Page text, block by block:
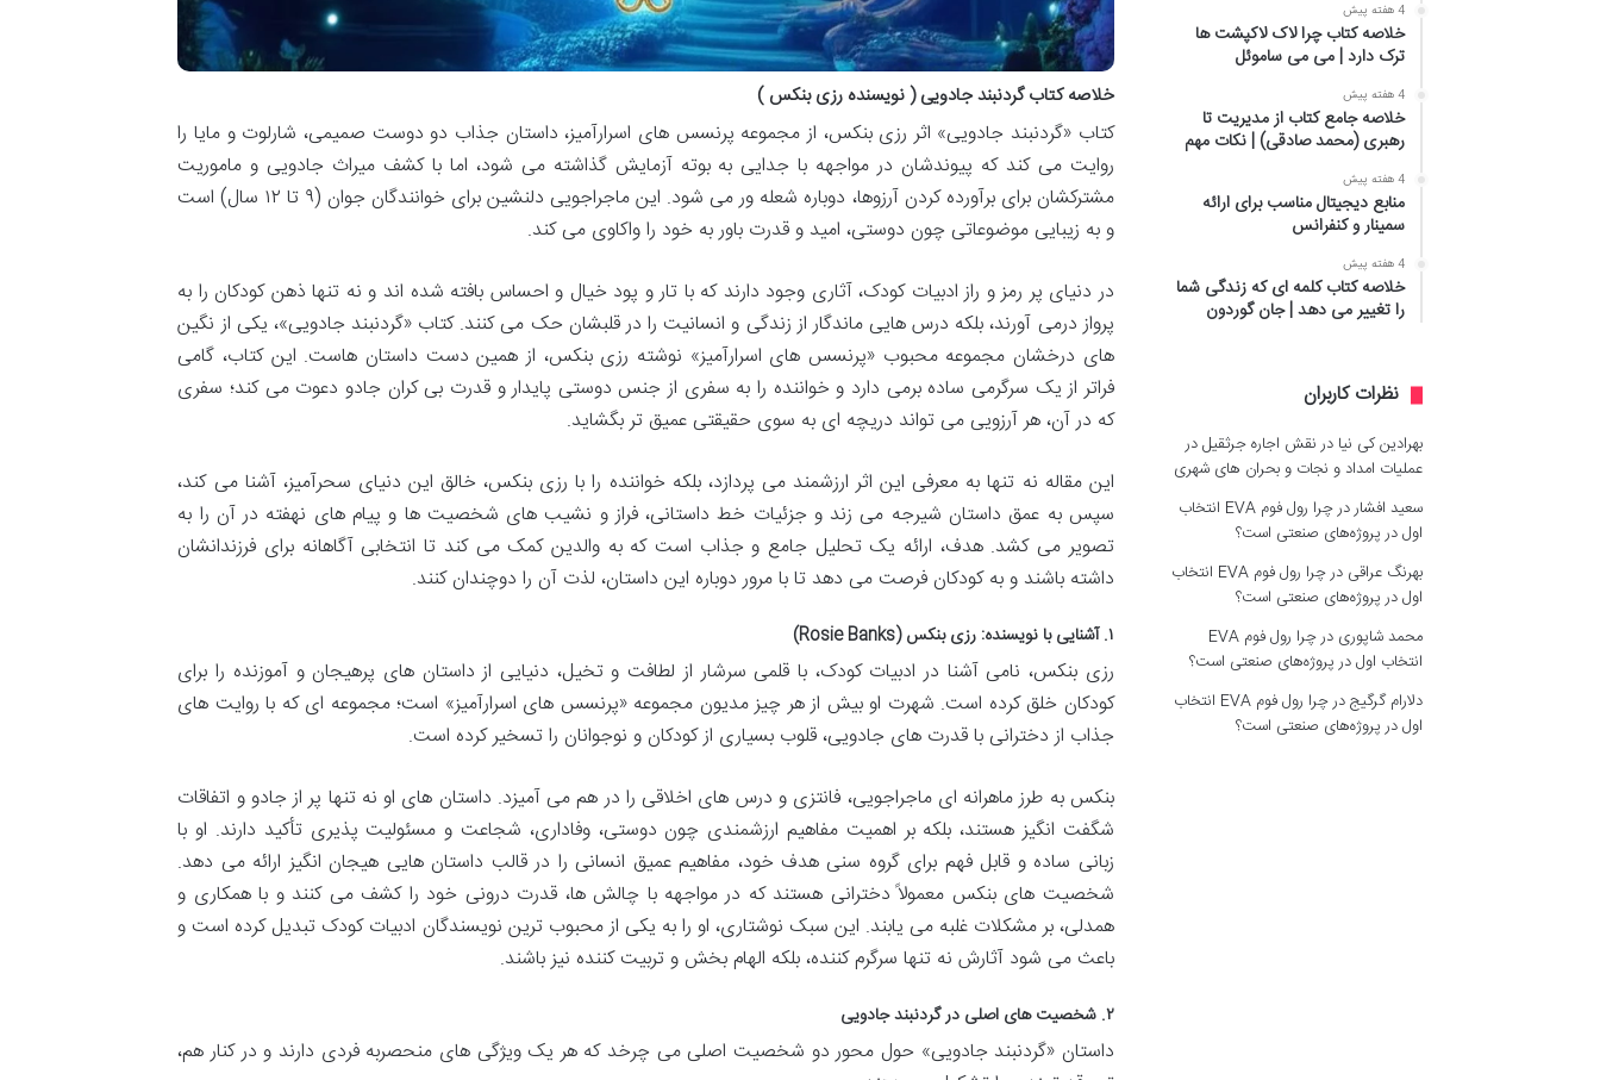
خلاصه کتاب گردنبند جادویی ( نویسنده رزی بنکس )
کتاب «گردنبند جادویی» اثر رزی بنکس، از مجموعه پرنسس های اسرارآمیز، داستان جذاب دو دوست صمیمی، شارلوت و مایا را
روایت می کند که پیوندشان در مواجهه با جدایی به بوته آزمایش گذاشته می شود، اما با کشف میراث جادویی و ماموریت
مشترکشان برای برآورده کردن آرزوها، دوباره شعله ور می شود. این ماجراجویی دلنشین برای خوانندگان جوان (۹ تا ۱۲ سال) است
و به زیبایی موضوعاتی چون دوستی، امید و قدرت باور به خود را واکاوی می کند.
در دنیای پر رمز و راز ادبیات کودک، آثاری وجود دارند که با تار و پود خیال و احساس بافته شده اند و نه تنها ذهن کودکان را به
پرواز درمی آورند، بلکه درس هایی ماندگار از زندگی و انسانیت را در قلبشان حک می کنند. کتاب «گردنبند جادویی»، یکی از نگین
های درخشان مجموعه محبوب «پرنسس های اسرارآمیز» نوشته رزی بنکس، از همین دست داستان هاست. این کتاب، گامی
فراتر از یک سرگرمی ساده برمی دارد و خواننده را به سفری از جنس دوستی پایدار و قدرت بی کران جادو دعوت می کند؛ سفری
که در آن، هر آرزویی می تواند دریچه ای به سوی حقیقتی عمیق تر بگشاید.
این مقاله نه تنها به معرفی این اثر ارزشمند می پردازد، بلکه خواننده را با رزی بنکس، خالق این دنیای سحرآمیز، آشنا می کند،
سپس به عمق داستان شیرجه می زند و جزئیات خط داستانی، فراز و نشیب های شخصیت ها و پیام های نهفته در آن را به
تصویر می کشد. هدف، ارائه یک تحلیل جامع و جذاب است که به والدین کمک می کند تا انتخابی آگاهانه برای فرزندانشان
داشته باشند و به کودکان فرصت می دهد تا با مرور دوباره این داستان، لذت آن را دوچندان کنند.
۱. آشنایی با نویسنده: رزی بنکس (Rosie Banks)
رزی بنکس، نامی آشنا در ادبیات کودک، با قلمی سرشار از لطافت و تخیل، دنیایی از داستان های پرهیجان و آموزنده را برای
کودکان خلق کرده است. شهرت او بیش از هر چیز مدیون مجموعه «پرنسس های اسرارآمیز» است؛ مجموعه ای که با روایت های
جذاب از دخترانی با قدرت های جادویی، قلوب بسیاری از کودکان و نوجوانان را تسخیر کرده است.
بنکس به طرز ماهرانه ای ماجراجویی، فانتزی و درس های اخلاقی را در هم می آمیزد. داستان های او نه تنها پر از جادو و اتفاقات
شگفت انگیز هستند، بلکه بر اهمیت مفاهیم ارزشمندی چون دوستی، وفاداری، شجاعت و مسئولیت پذیری تأکید دارند. او با
زبانی ساده و قابل فهم برای گروه سنی هدف خود، مفاهیم عمیق انسانی را در قالب داستان هایی هیجان انگیز ارائه می دهد.
شخصیت های بنکس معمولاً دخترانی هستند که در مواجهه با چالش ها، قدرت درونی خود را کشف می کنند و با همکاری و
همدلی، بر مشکلات غلبه می یابند. این سبک نوشتاری، او را به یکی از محبوب ترین نویسندگان ادبیات کودک تبدیل کرده است و
باعث می شود آثارش نه تنها سرگرم کننده، بلکه الهام بخش و تربیت کننده نیز باشند.
۲. شخصیت های اصلی در گردنبند جادویی
داستان «گردنبند جادویی» حول محور دو شخصیت اصلی می چرخد که هر یک ویژگی های منحصربه فردی دارند و در کنار هم،
4 هفته پیش
خلاصه کتاب چرا لاک لاکپشت ها
ترک دارد | می می ساموئل
4 هفته پیش
خلاصه جامع کتاب از مدیریت تا
رهبری (محمد صادقی) | نکات مهم
4 هفته پیش
منابع دیجیتال مناسب برای ارائه
سمینار و کنفرانس
4 هفته پیش
خلاصه کتاب کلمه ای که زندگی شما
را تغییر می دهد | جان گوردون
نظرات کاربران
بهرادین کی نیا درنقش اجاره جرثقیل در
عملیات امداد و نجات و بحران های شهری
سعید افشاردر
چرا رول فوم EVA انتخاب
اول در پروژه‌های صنعتی است؟
بهرنگ عراقی در
چرا رول فوم EVA انتخاب
اول در پروژه‌های صنعتی است؟
محمد شاپوری در
چرا رول فوم EVA
انتخاب اول در پروژه‌های صنعتی است؟
دلارام گرگیجدر
چرا رول فوم EVA انتخاب
اول در پروژه‌های صنعتی است؟